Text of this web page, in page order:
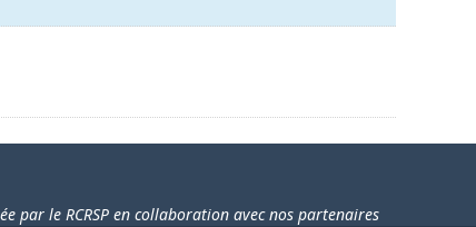
par le RCRSP en collaboration avec nos partenaires